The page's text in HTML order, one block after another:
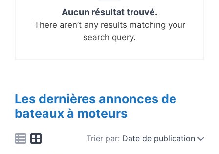
Aucun résultat trouvé.
There aren’t any results matching your
search query.
Les dernières annonces de
bateaux à moteurs
Trier par: Date de publication